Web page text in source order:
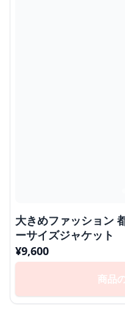
大きめファッション 都会的ストリート系オーバ
ーサイズジャケット
¥9,600
商品